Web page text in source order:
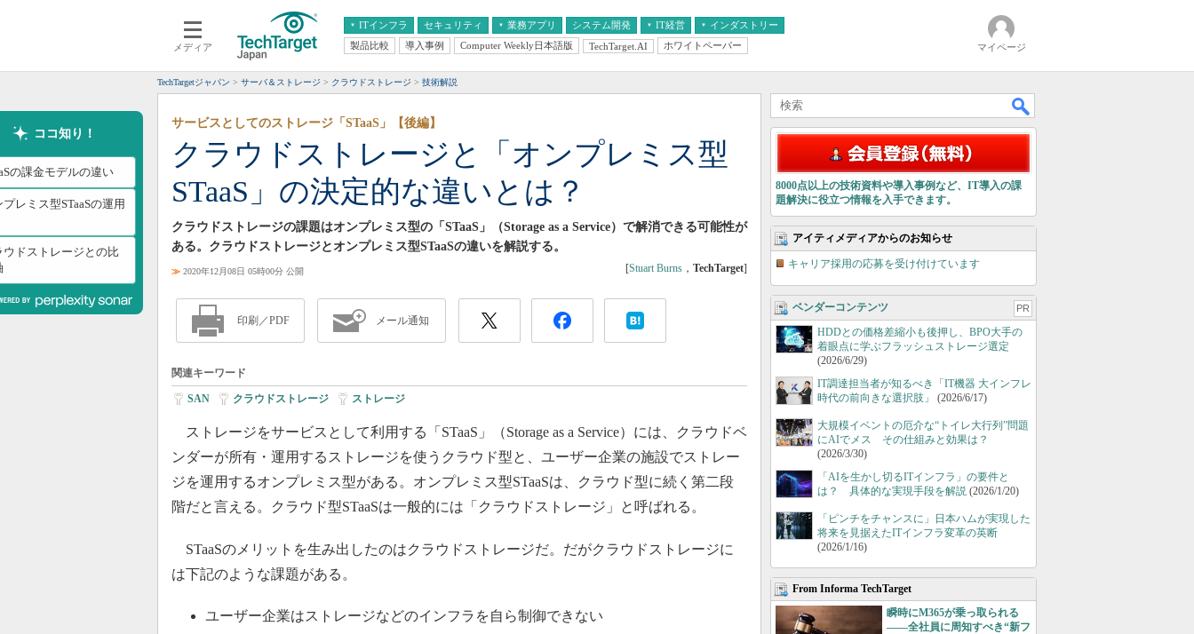
メディア
ITインフラ
クラウド
スマートモバイル
ネットワーク
システム運用管理
セキュリティ 業務アプリ
エンタープライズAI
ERP
CX
情報系システム
システム開発 IT経営
経営とIT
インダストリー
医療IT
製品比較 導入事例 Computer Weekly日本語版 TechTarget.AI ホワイトペーパー マイページ
TechTargetジャパン サーバ＆ストレージ クラウドストレージ 技術解説
ココ知り！
の課金モデルの違い
プレミス型STaaSの運用
ウドストレージとの比
クラウドストレージと「オンプレミス型
STaaS」の決定的な違いとは？
サービスとしてのストレージ「STaaS」【後編】
クラウドストレージの課題はオンプレミス型の「STaaS」（Storage as a Service）で解消できる可能性が
ある。クラウドストレージとオンプレミス型STaaSの違いを解説する。
≫ 2020年12月08日 05時00分 公開 [Stuart Burns ， TechTarget]
印刷／PDF メール通知
関連キーワード
SAN クラウドストレージ ストレージ
ストレージをサービスとして利用する「STaaS」（Storage as a Service）には、クラウドベ
ンダーが所有・運用するストレージを使うクラウド型と、ユーザー企業の施設でストレー
ジを運用するオンプレミス型がある。オンプレミス型STaaSは、クラウド型に続く第二段
階だと言える。クラウド型STaaSは一般的には「クラウドストレージ」と呼ばれる。
STaaSのメリットを生み出したのはクラウドストレージだ。だがクラウドストレージに
は下記のような課題がある。
ユーザー企業はストレージなどのインフラを自ら制御できない
8000点以上の技術資料や導入事例など、IT導入の課
題解決に役立つ情報を入手できます。
アイティメディアからのお知らせ
キャリア採用の応募を受け付けています
ベンダーコンテンツ PR
HDDとの価格差縮小も後押し、BPO大手の
着眼点に学ぶフラッシュストレージ選定
(2026/6/29)
IT調達担当者が知るべき「IT機器 大インフレ
時代の前向きな選択肢」
(2026/6/17)
大規模イベントの厄介な“トイレ大行列”問題
にAIでメス その仕組みと効果は？
(2026/3/30)
「AIを生かし切るITインフラ」の要件と
は？ 具体的な実現手段を解説 (2026/1/20)
「ピンチをチャンスに」日本ハムが実現した
将来を見据えたITインフラ変革の英断
(2026/1/16)
From Informa TechTarget
瞬時にM365が乗っ取られる
――全社員に周知すべき“新フ